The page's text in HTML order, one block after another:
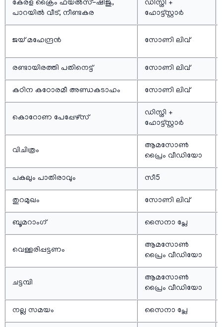
കേരള ക്രൈം ഫയല്‍സ്-ഷിജു,
പാറയില്‍ വീട്, നീണ്ടകര
ഡിസ്നി +
ഹോട്ട്സ്റ്റാർ
ജയ്‌ മഹേന്ദ്രന്‍ സോണി ലിവ്
രണ്ടായിരത്തി പതിനെട്ട് സോണി ലിവ്
കഠിന കഠോരമീ അണ്ഡകടാഹം സോണി ലിവ്
കൊറോണ പേപ്പേഴ്‌സ്
ഡിസ്നി +
ഹോട്ട്സ്റ്റാർ
വിചിത്രം
ആമസോണ്‍
പ്രൈം വീഡിയോ
പകലും പാതിരാവും സീ5
തുറമുഖം സോണി ലിവ്
ബൂമറാംഗ് സൈനാ പ്ലേ
വെള്ളരിപ്പട്ടണം
ആമസോണ്‍
പ്രൈം വീഡിയോ
ചട്ടമ്പി
ആമസോണ്‍
പ്രൈം വീഡിയോ
നല്ല സമയം സൈനാ പ്ലേ